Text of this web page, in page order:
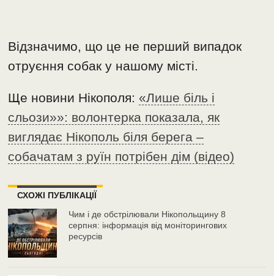
Відзначимо, що це не перший випадок
отруєння собак у нашому місті.
Ще новини Нікополя:«Лише біль і
сльози»»: волонтерка показала, як
виглядає Нікополь біля берега –
собачатам з руїн потрібен дім (відео)
СХОЖІ ПУБЛІКАЦІЇ
Чим і де обстрілювали Нікопольщину 8
серпня: інформація від моніторингових
ресурсів